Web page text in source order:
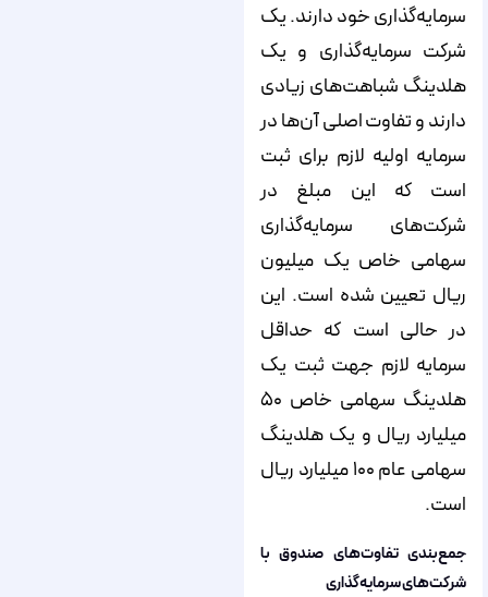
سرمایه‌گذاری خود دارند. یک
شرکت سرمایه‌گذاری و یک
هلدینگ شباهت‌های زیادی
دارند و تفاوت اصلی آن‌ها در
سرمایه اولیه لازم برای ثبت
است که این مبلغ در
شرکت‌های سرمایه‌گذاری
سهامی خاص یک میلیون
ریال تعیین شده است. این
در حالی است که حداقل
سرمایه لازم جهت ثبت یک
هلدینگ سهامی خاص ۵۰
میلیارد ریال و یک هلدینگ
سهامی عام ۱۰۰ میلیارد ریال
است.
جمع‌بندی تفاوت‌های صندوق با
شرکت‌های سرمایه‌گذاری